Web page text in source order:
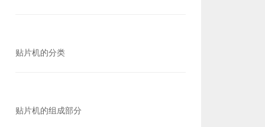
贴片机的分类
贴片机的组成部分